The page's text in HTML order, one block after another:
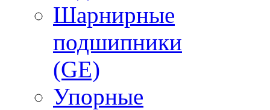
Шарнирные
подшипники
(GE)
Упорные